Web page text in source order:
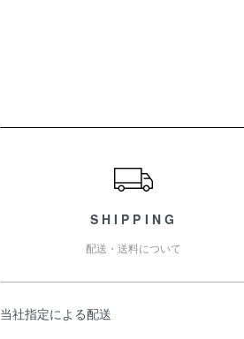
SHIPPING
配送・送料について
当社指定による配送